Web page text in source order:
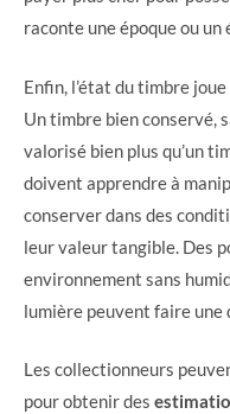
raconte une époque ou
Enfin, l’état du timbre
Un timbre bien conservé,
valorisé bien plus qu’un
doivent apprendre à
conserver dans des
leur valeur tangible. Des
environnement sans
lumière peuvent faire
Les collectionneurs
pour obtenir des